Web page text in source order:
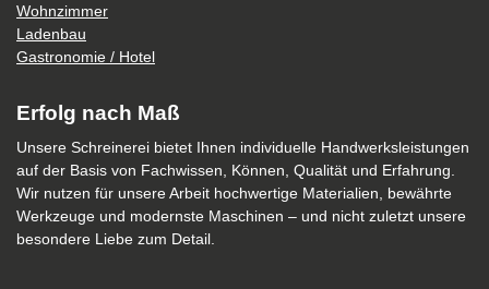
Wohnzimmer
Ladenbau
Gastronomie / Hotel
Erfolg nach Maß
Unsere Schreinerei bietet Ihnen individuelle Handwerksleistungen
auf der Basis von Fachwissen, Können, Qualität und Erfahrung.
Wir nutzen für unsere Arbeit hochwertige Materialien, bewährte
Werkzeuge und modernste Maschinen – und nicht zuletzt unsere
besondere Liebe zum Detail.